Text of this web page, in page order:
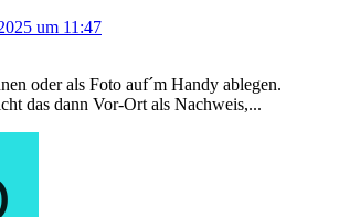
um 11:47
oder als Foto auf´m Handy ablegen.
das dann Vor-Ort als Nachweis,...